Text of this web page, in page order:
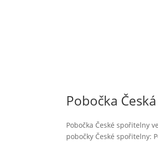
Pobočka
Pobočka České spořitelny
pobočky České spořitelny: